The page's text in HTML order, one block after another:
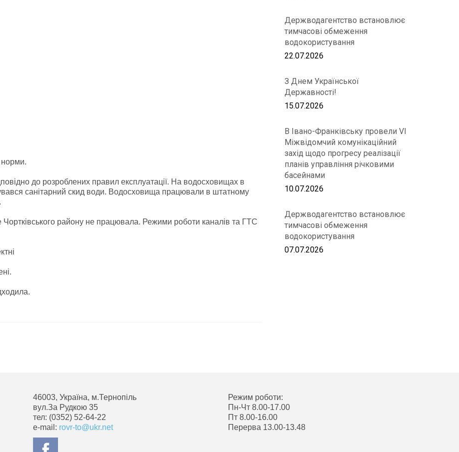
норми.
до розроблених правил експлуатації. На водосховищах в
санітарний скид води. Водосховища працювали в штатному
району не працювала. Режими роботи каналів та ГТС
Держводагентство встановлює
тимчасові обмеження
водокористування
22.07.2026
З Днем Української
Державності!
15.07.2026
В Івано-Франківську провели VІ
Міжвідомчий комунікаційний
захід щодо прогресу реалізації
планів управління річковими
басейнами
10.07.2026
Держводагентство встановлює
тимчасові обмеження
водокористування
07.07.2026
46003, Україна, м.Тернопіль
вул.За Рудкою 35
тел: (0352) 52-64-22
e-mail: rovr-to@ukr.net
Режим роботи:
Пн-Чт 8.00-17.00
Пт 8.00-16.00
Перерва 13.00-13.48